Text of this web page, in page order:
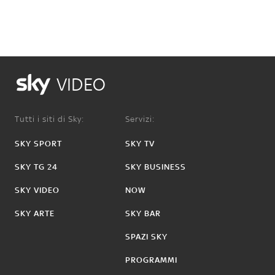
VIDEO
Tutti i siti di Sky:
SKY SPORT
SKY TG 24
SKY VIDEO
SKY ARTE
Servizi:
SKY TV
SKY BUSINESS
NOW
SKY BAR
SPAZI SKY
PROGRAMMI